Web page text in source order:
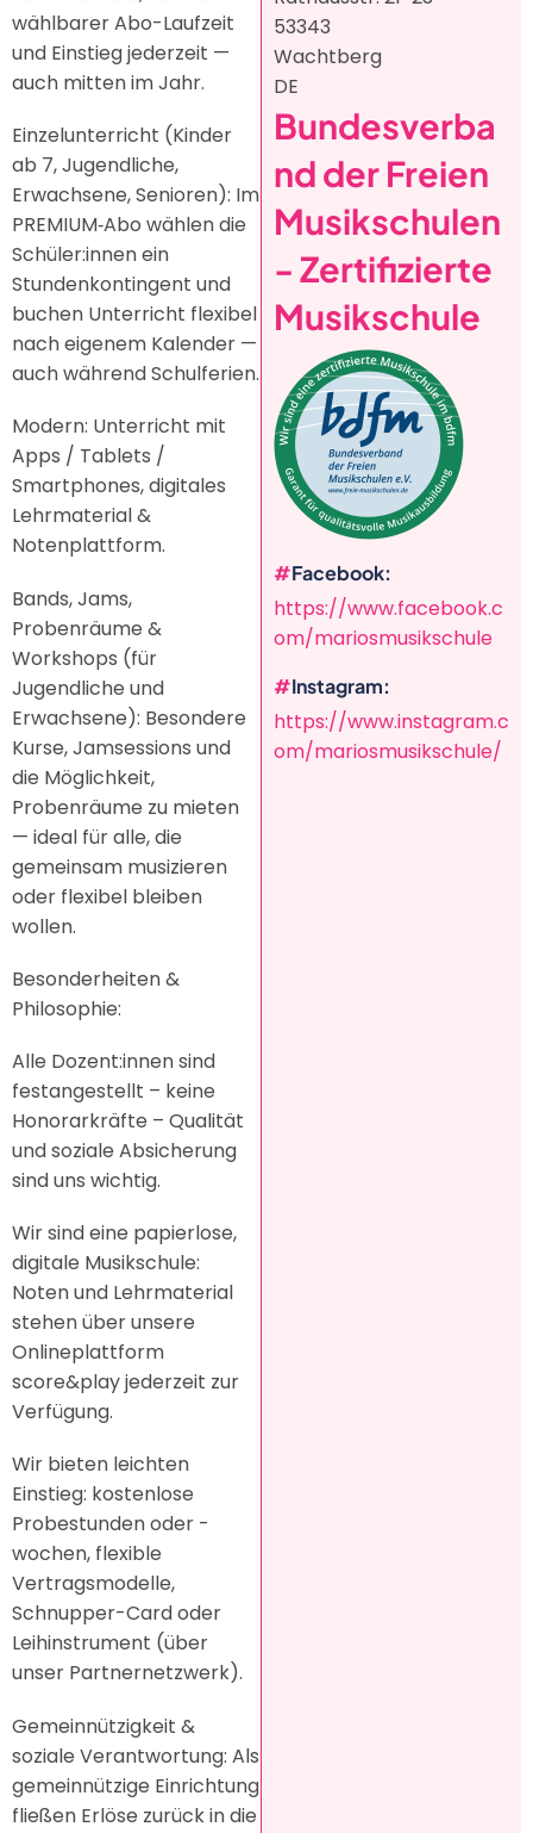
wählbarer Abo-Laufzeit
und Einstieg jederzeit —
auch mitten im Jahr.
Einzelunterricht (Kinder
ab 7, Jugendliche,
Erwachsene, Senioren): Im
PREMIUM‑Abo wählen die
Schüler:innen ein
Stundenkontingent und
buchen Unterricht flexibel
nach eigenem Kalender —
auch während Schulferien.
Modern: Unterricht mit
Apps / Tablets /
Smartphones, digitales
Lehrmaterial &
Notenplattform.
Bands, Jams,
Probenräume &
Workshops (für
Jugendliche und
Erwachsene): Besondere
Kurse, Jamsessions und
die Möglichkeit,
Probenräume zu mieten
— ideal für alle, die
gemeinsam musizieren
oder flexibel bleiben
wollen.
Besonderheiten &
Philosophie:
Alle Dozent:innen sind
festangestellt – keine
Honorarkräfte – Qualität
und soziale Absicherung
sind uns wichtig.
Wir sind eine papierlose,
digitale Musikschule:
Noten und Lehrmaterial
stehen über unsere
Onlineplattform
score&play jederzeit zur
Verfügung.
Wir bieten leichten
Einstieg: kostenlose
Probestunden oder -
wochen, flexible
Vertragsmodelle,
Schnupper-Card oder
Leihinstrument (über
unser Partnernetzwerk).
Gemeinnützigkeit &
soziale Verantwortung: Als
gemeinnützige Einrichtung
fließen Erlöse zurück in die
53343
Wachtberg
DE
Bundesverba
nd der Freien
Musikschulen
- Zertifizierte
Musikschule
Facebook
https://www.facebook.c
om/mariosmusikschule
Instagram
https://www.instagram.c
om/mariosmusikschule/